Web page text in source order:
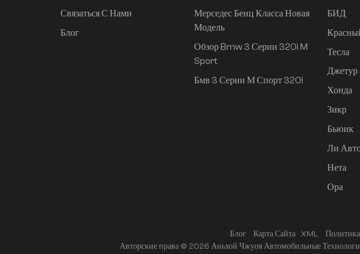
Mi SU7 2024, 830 км,
Связаться С Нами
Блог
Мерседес Бенц Класса Новая
Модель
Обзор Bmw 3 Серии 320i M
Sport
Бмв 3 Серии М Спорт 320i
БИД
Тесла
Джетур
Хонда
Зикр
Бьюик
Ли
Нета
Ора
Блог Карта Сайта XML
Авторские права © 2026 Аньхой Чжуоя Автомобильные